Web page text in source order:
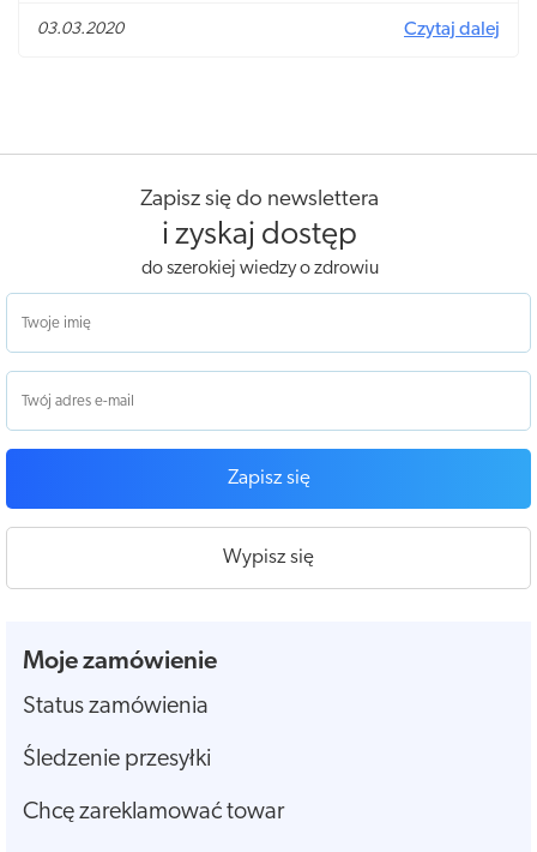
sięgnąć po sok z brzozy! Naturalna oskoła ma więcej
03.03.2020 Czytaj dalej
Zapisz się do newslettera
i zyskaj dostęp
do szerokiej wiedzy o zdrowiu
Zapisz się
Wypisz się
Moje zamówienie
Status zamówienia
Śledzenie przesyłki
Chcę zareklamować towar